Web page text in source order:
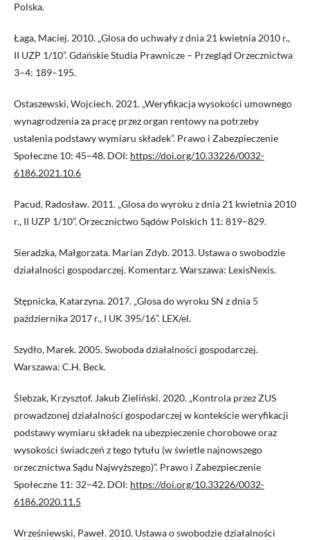
Polska.
Łaga, Maciej. 2010. „Glosa do uchwały z dnia 21 kwietnia 2010 r.,
II UZP 1/10”. Gdańskie Studia Prawnicze – Przegląd Orzecznictwa
3–4: 189–195.
Ostaszewski, Wojciech. 2021. „Weryfikacja wysokości umownego
wynagrodzenia za pracę przez organ rentowy na potrzeby
ustalenia podstawy wymiaru składek”. Prawo i Zabezpieczenie
Społeczne 10: 45–48. DOI: https://doi.org/10.33226/0032-
6186.2021.10.6
Pacud, Radosław. 2011. „Glosa do wyroku z dnia 21 kwietnia 2010
r., II UZP 1/10”. Orzecznictwo Sądów Polskich 11: 819–829.
Sieradzka, Małgorzata. Marian Zdyb. 2013. Ustawa o swobodzie
działalności gospodarczej. Komentarz. Warszawa: LexisNexis.
Stępnicka, Katarzyna. 2017. „Glosa do wyroku SN z dnia 5
października 2017 r., I UK 395/16”. LEX/el.
Szydło, Marek. 2005. Swoboda działalności gospodarczej.
Warszawa: C.H. Beck.
Ślebzak, Krzysztof. Jakub Zieliński. 2020. „Kontrola przez ZUS
prowadzonej działalności gospodarczej w kontekście weryfikacji
podstawy wymiaru składek na ubezpieczenie chorobowe oraz
wysokości świadczeń z tego tytułu (w świetle najnowszego
orzecznictwa Sądu Najwyższego)”. Prawo i Zabezpieczenie
Społeczne 11: 32–42. DOI: https://doi.org/10.33226/0032-
6186.2020.11.5
Wrześniewski, Paweł. 2010. Ustawa o swobodzie działalności